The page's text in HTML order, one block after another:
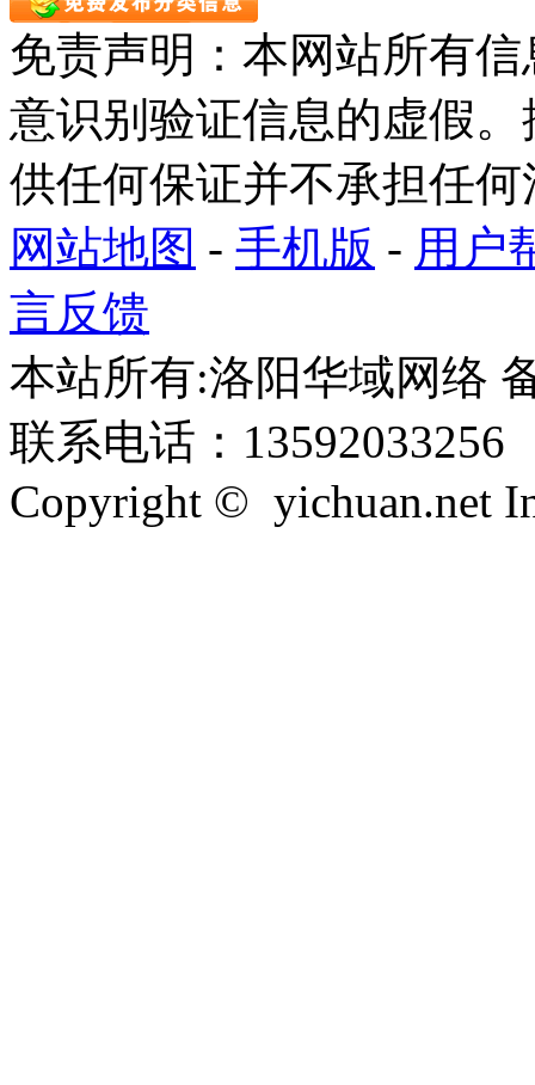
免责声明：本网站所有
意识别验证信息的虚假
供任何保证并不承担任
网站地图 - 手机版 - 用户
言反馈
本站所有:洛阳华域网络
联系电话：13592033256
Copyright © yichuan.net